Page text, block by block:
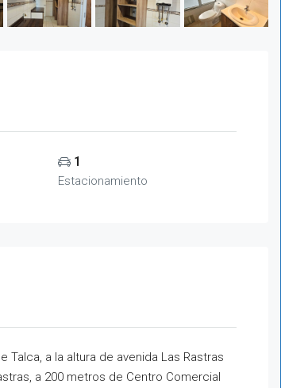
1
Estacionamiento
a la altura de avenida Las Rastras
a 200 metros de Centro Comercial